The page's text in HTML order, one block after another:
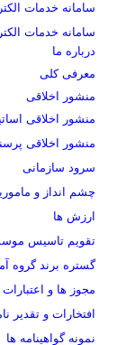
سامانه خدمات
سامانه خدمات
درباره ما
معرفی کلی
منشور اخلاقی
منشور اخلاقی
منشور اخلاقی
سرود سازمانی
چشم انداز و
ارزش ها
تقویم تاسیس
گستره برند گروه
مجوز ها و اعتبارات
افتخارات و تقدیر
نمونه گواهینامه ها